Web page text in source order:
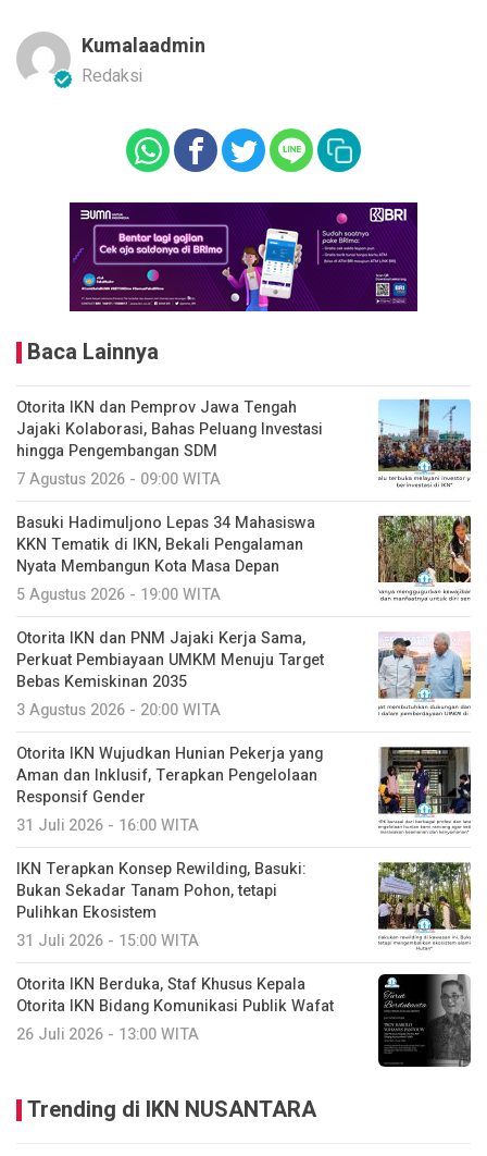
Kumalaadmin
Redaksi
Baca Lainnya
Otorita IKN dan Pemprov Jawa Tengah
Jajaki Kolaborasi, Bahas Peluang Investasi
hingga Pengembangan SDM
7 Agustus 2026 - 09:00 WITA
Basuki Hadimuljono Lepas 34 Mahasiswa
KKN Tematik di IKN, Bekali Pengalaman
Nyata Membangun Kota Masa Depan
5 Agustus 2026 - 19:00 WITA
Otorita IKN dan PNM Jajaki Kerja Sama,
Perkuat Pembiayaan UMKM Menuju Target
Bebas Kemiskinan 2035
3 Agustus 2026 - 20:00 WITA
Otorita IKN Wujudkan Hunian Pekerja yang
Aman dan Inklusif, Terapkan Pengelolaan
Responsif Gender
31 Juli 2026 - 16:00 WITA
IKN Terapkan Konsep Rewilding, Basuki:
Bukan Sekadar Tanam Pohon, tetapi
Pulihkan Ekosistem
31 Juli 2026 - 15:00 WITA
Otorita IKN Berduka, Staf Khusus Kepala
Otorita IKN Bidang Komunikasi Publik Wafat
26 Juli 2026 - 13:00 WITA
Trending di IKN NUSANTARA